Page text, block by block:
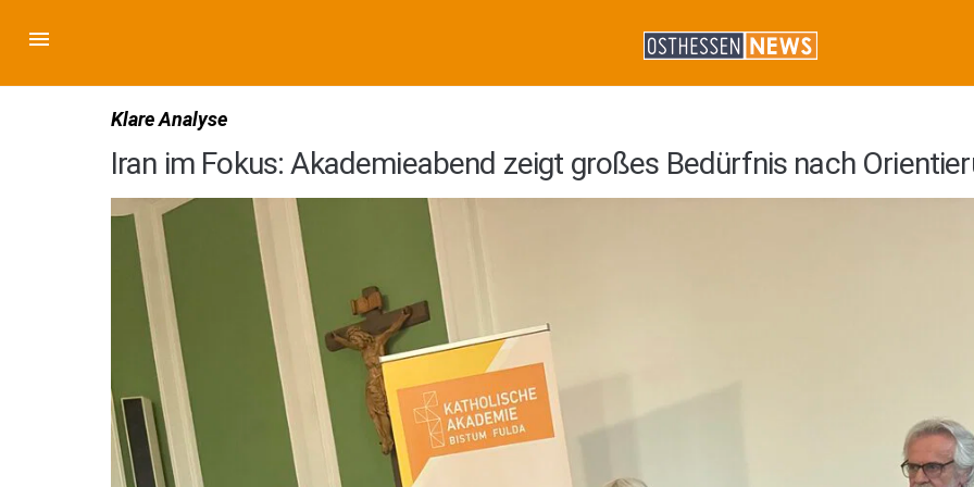
Klare Analyse
Iran im Fokus: Akademieabend zeigt großes Bedürfnis nach